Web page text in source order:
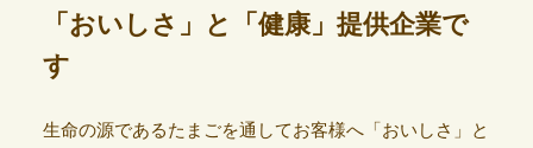
「おいしさ」と「健康」提供企業で
す
生命の源であるたまごを通してお客様へ「おいしさ」と